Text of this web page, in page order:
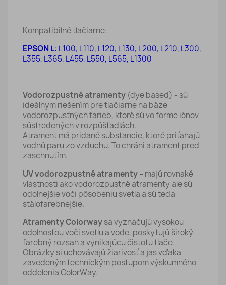
Kompatibilné tlačiarne:
EPSON L: L100, L110, L120, L130, L200, L210, L300,
L355, L365, L455, L550, L565, L1300
Vodorozpustné atramenty (dye based) - sú
ideálnym riešením pre tlačiarne na báze
vodorozpustných farieb, ktoré sú vo forme iónov
sústredených v rozpúšťadlách.
Atrament má pridané substancie, ktoré priťahajú
vodnú paru zo vzduchu. To chráni atrament pred
zaschnutím.
UV vodorozpustné atramenty– majú rovnaké
vlastnosti ako vodorozpustné atramenty ale sú
odolnejšie voči pôsobeniu svetla a sú teda
stálofarebnejšie.
Atramenty Colorwaysa vyznačujú vysokou
odolnosťou voči svetlu a vode, poskytujú široký
farebný rozsah a vynikajúcu čistotu tlače.
Obrázky si uchovávajú žiarivosť a jas vďaka
zavedeným technickým postupom výskumného
oddelenia ColorWay.